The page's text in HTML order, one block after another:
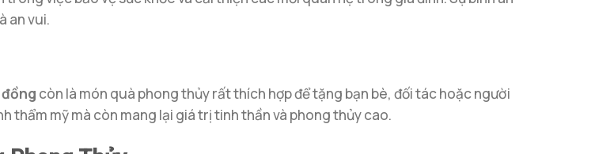
an vui.
còn là món quà phong thủy rất thích hợp để tặng bạn bè, đối tác hoặc người
thẩm mỹ mà còn mang lại giá trị tinh thần và phong thủy cao.